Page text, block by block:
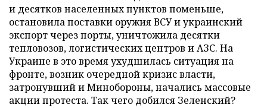
и десятков населенных пунктов поменьше,
остановила поставки оружия ВСУ и украинский
экспорт через порты, уничтожила десятки
тепловозов, логистических центров и АЗС. На
Украине в это время ухудшилась ситуация на
фронте, возник очередной кризис власти,
затронувший и Минобороны, начались массовые
акции протеста. Так чего добился Зеленский?